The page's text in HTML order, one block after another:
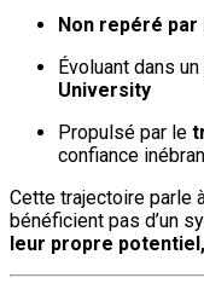
Non repéré
Évoluant dans
University
Propulsé par le
confiance
Cette trajectoire parle
bénéficient pas d’un
leur propre